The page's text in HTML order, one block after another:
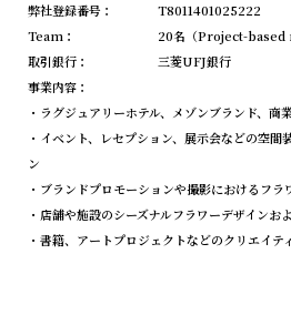
弊社登録番号：
T8011401025222
Team：
20名（Project-based
取引銀行：
三菱UFJ銀行
事業内容：
・ラグジュアリーホテル、メゾンブランド、商
・イベント、レセプション、展示会などの空間
ン
・ブランドプロモーションや撮影におけるフラ
・店舗や施設のシーズナルフラワーデザインお
・書籍、アートプロジェクトなどのクリエイテ